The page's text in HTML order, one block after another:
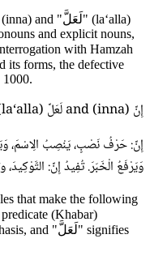
and explicit nouns,
1000.
إِنَّ (inna) and لَعَلَّ (la‘alla)
إِنَّ: حَرْفُ نَصْبٍ، يَنْصِبُ الِاسْمَ،
وَيَرْفَعُ الْخَبَرَ. تُفِيدُ إِنَّ: